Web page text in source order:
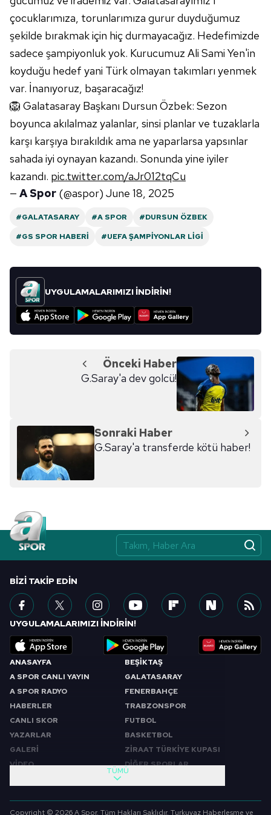
kullanılmaktadır. Bu çerezler vasıtasıyla çeşitli kişisel
verileriniz işlenmekte olup gerekli olan çerezler bilgi
toplumu hizmetlerinin sunulması amacıyla
kullanılmaktadır. Diğer çerezler, sitemizin daha işlevsel
kılınması ve kişiselleştirilmesi ve sizlere yönelik
reklam/pazarlama faaliyetlerinin yapılması, amaçlarıyla
sınırlı olarak açık rızanız dahilinde kullanılacaktır.
Çerezlere ilişkin tercihlerinizi aşağıda yer alan panel
vasıtasıyla belirleyebilirsiniz. Çerezlere ilişkin detaylı bilgi
için Ayarlar butonuna tıklayabilir,
Çerez Bilgilendirme
6698 sayılı Kişisel Verilerin Korunması Kanunu uyarınca
hazırlanmış Aydınlatma Metnimizi okumak ve sitemizde
almak için lütfentıklayınız.
çocuklarımıza, torunlarımıza gurur duyduğumuz
şekilde bırakmak için hiç durmayacağız. Hedefimizde
sadece şampiyonluk yok. Kurucumuz Ali Sami Yen'in
koyduğu hedef yani Türk olmayan takımları yenmek
var. İnanıyoruz, başaracağız!
🦁 Galatasaray Başkanı Dursun Özbek: Sezon
boyunca akılalmaz yalanlar, sinsi planlar ve tuzaklarla
karşı karşıya bırakıldık ama ne yaparlarsa yapsınlar
sahada iyi oynayan kazandı. Sonunda yine iyiler
kazandı. pic.twitter.com/aJr012tqCu
— A Spor (@aspor) June 18, 2025
#GALATASARAY #A SPOR
#DURSUN ÖZBEK
#GS SPOR HABERI
#UEFA ŞAMPIYONLAR LIGI
UYGULAMALARIMIZI İNDİRİN!
Önceki Haber
G.Saray'a dev golcü!
Sonraki Haber
G.Saray'a transferde kötü haber!
ANASAYFA
A SPOR CANLI YAYIN
A SPOR RADYO
HABERLER
CANLI SKOR
YAZARLAR
GALERİ
VİDEO
BEŞİKTAŞ
GALATASARAY
FENERBAHÇE
TRABZONSPOR
FUTBOL
BASKETBOL
ZİRAAT TÜRKİYE KUPASI
DİĞER SPORLAR
SABAH SPORU
FUTBOL
TÜMÜ
BIZI TAKIP EDIN
UYGULAMALARIMIZI İNDİRİN!
Copyright © 2026 A Spor. Tüm Hakları Saklıdır. Turkuvaz Haberleşme ve